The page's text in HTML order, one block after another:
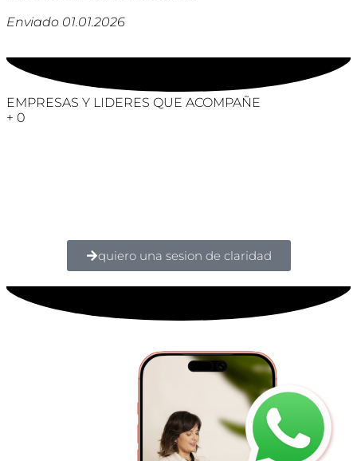
Enviado 01.01.2026
EMPRESAS Y LIDERES QUE ACOMPAÑE
+ 0
quiero una sesion de claridad